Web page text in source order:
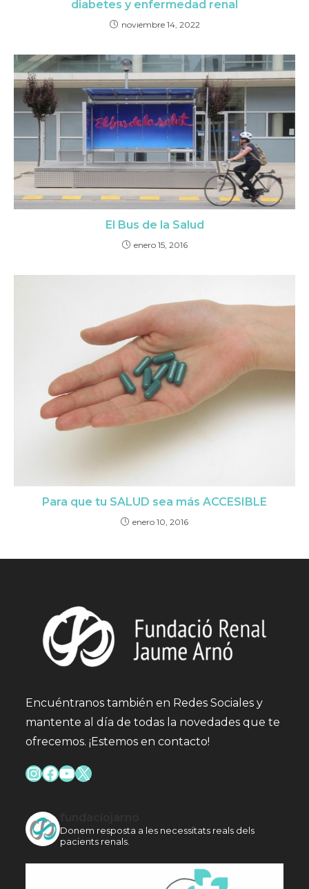
diabetes y enfermedad renal
noviembre 14, 2022
El Bus de la Salud
enero 15, 2016
Para que tu SALUD sea más ACCESIBLE
enero 10, 2016
Encuéntranos también en Redes Sociales y
mantente al día de todas la novedades que te
ofrecemos. ¡Estemos en contacto!
Instagram
Facebook
YouTube
X
Donem resposta a les necessitats reals dels
pacients renals.